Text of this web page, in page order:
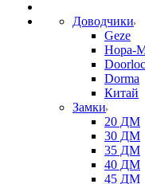
Доводчики
Geze
Нора-
Dorma
Китай
Замки
20 ДМ
30 ДМ
35 ДМ
40 ДМ
45 ДМ